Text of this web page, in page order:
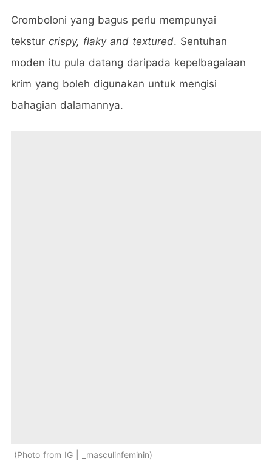
Cromboloni yang bagus perlu mempunyai
tekstur crispy, flaky and textured. Sentuhan
moden itu pula datang daripada kepelbagaiaan
krim yang boleh digunakan untuk mengisi
bahagian dalamannya.
Photo from IG | _masculinfeminin